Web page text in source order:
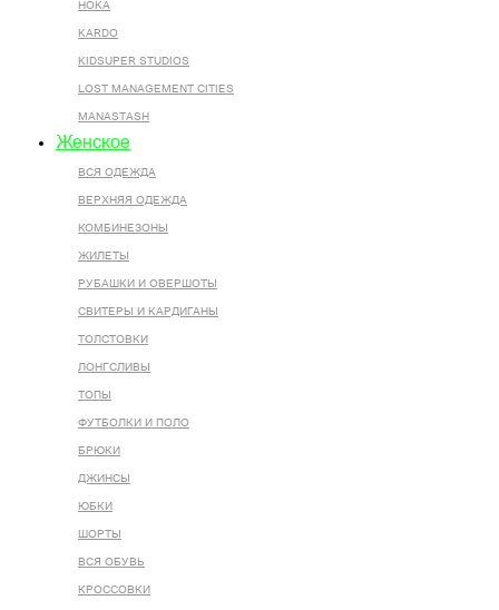
HOKA
KARDO
KIDSUPER STUDIOS
LOST MANAGEMENT CITIES
MANASTASH
Женское
ВСЯ ОДЕЖДА
ВЕРХНЯЯ ОДЕЖДА
КОМБИНЕЗОНЫ
ЖИЛЕТЫ
РУБАШКИ И ОВЕРШОТЫ
СВИТЕРЫ И КАРДИГАНЫ
ТОЛСТОВКИ
ЛОНГСЛИВЫ
ТОПЫ
ФУТБОЛКИ И ПОЛО
БРЮКИ
ДЖИНСЫ
ЮБКИ
ШОРТЫ
ВСЯ ОБУВЬ
КРОССОВКИ